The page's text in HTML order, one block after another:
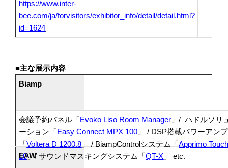
https://www.inter-
bee.com/ja/forvisitors/exhibitor_info/detail/detail.html?
id=1624
■主な展示内容
Biamp
会議予約パネル「Evoko Liso Room Manager 」/ ハドルソリ
ーション「Easy Connect MPX 100 」 / DSP搭載パワーアンプ
「Voltera D 1200.8」 / BiampControlシステム「Apprimo
10」/ サウンドマスキングシステム「QT-X 」 etc.
EAW